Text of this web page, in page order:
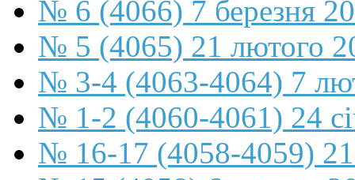
№ 6 (4066) 7 березня
№ 5 (4065) 21 лютого
№ 3-4 (4063-4064) 7
№ 1-2 (4060-4061) 24
№ 16-17 (4058-4059) 21